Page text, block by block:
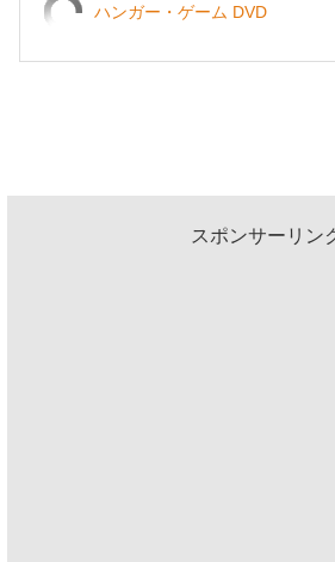
ハンガー・ゲーム DVD
スポンサーリン